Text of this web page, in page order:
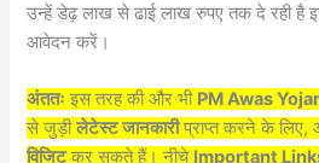
उन्हें डेढ़ लाख से ढाई लाख रुपए तक दे रही है
आवेदन करें।
अंततः इस तरह की और भी PM Awas
से जुड़ीलेटेस्ट जानकारीप्राप्त करने के
विजिटकर सकते हैं। नीचे Important